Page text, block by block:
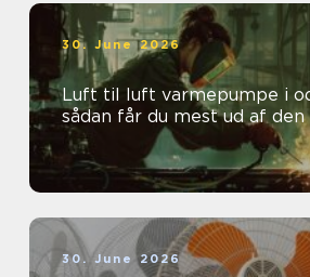
30. June 2026
Luft til luft varmepumpe i
sådan får du mest ud af den
30. June 2026